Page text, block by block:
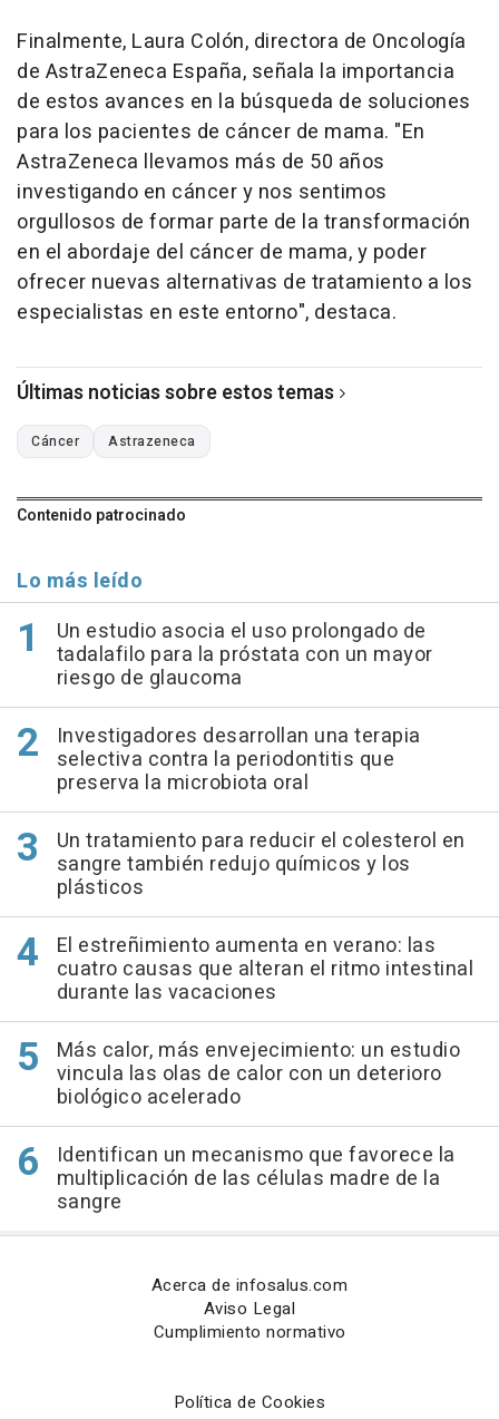
Finalmente, Laura Colón, directora de Oncología
de AstraZeneca España, señala la importancia
de estos avances en la búsqueda de soluciones
para los pacientes de cáncer de mama. "En
AstraZeneca llevamos más de 50 años
investigando en cáncer y nos sentimos
orgullosos de formar parte de la transformación
en el abordaje del cáncer de mama, y poder
ofrecer nuevas alternativas de tratamiento a los
especialistas en este entorno", destaca.
Últimas noticias sobre estos temas
Cáncer Astrazeneca
Contenido patrocinado
Lo más leído
Un estudio asocia el uso prolongado de
tadalafilo para la próstata con un mayor
riesgo de glaucoma
Investigadores desarrollan una terapia
selectiva contra la periodontitis que
preserva la microbiota oral
Un tratamiento para reducir el colesterol en
sangre también redujo químicos y los
plásticos
El estreñimiento aumenta en verano: las
cuatro causas que alteran el ritmo intestinal
durante las vacaciones
Más calor, más envejecimiento: un estudio
vincula las olas de calor con un deterioro
biológico acelerado
Identifican un mecanismo que favorece la
multiplicación de las células madre de la
sangre
Acerca de infosalus.com
Aviso Legal
Cumplimiento normativo
Política de Cookies